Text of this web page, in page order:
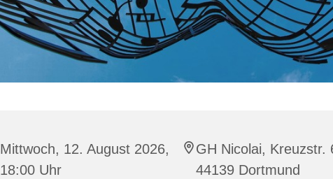
Mittwoch, 12. August 2026,
18:00 Uhr
GH Nicolai, Kreuzstr.
44139 Dortmund